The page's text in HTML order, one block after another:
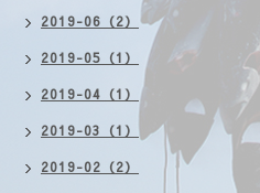
2019-06（2）
2019-05（1）
2019-04（1）
2019-03（1）
2019-02（2）